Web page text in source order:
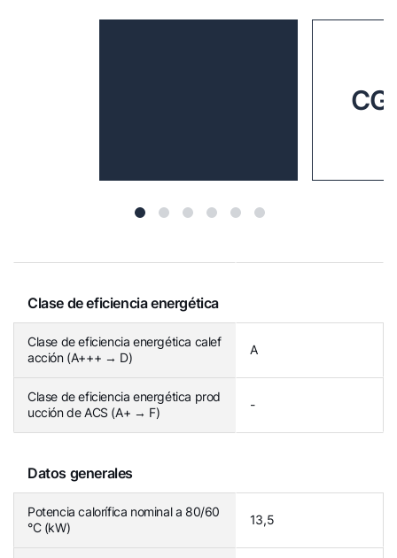
Clase de eficiencia energética
Clase de eficiencia energética calef
acción (A+++ → D)
A
Clase de eficiencia energética prod
ucción de ACS (A+ → F)
-
Datos generales
Potencia calorífica nominal a 80/60
°C (kW)
13,5